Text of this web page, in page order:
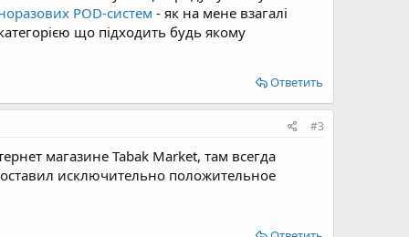
POD-систем - як на мене взагалі
що підходить будь якому
Ответить
#3
магазине Tabak Market, там всегда
исключительно положительное